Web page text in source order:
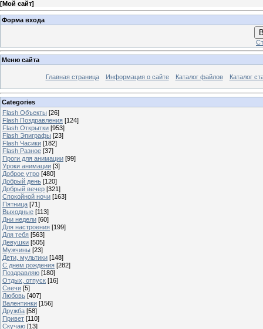
[Мой сайт]
Форма входа
Меню сайта
Главная страница Информация о сайте Каталог файлов Каталог
Categories
Flash Объекты [26]
Flash Поздравления [124]
Flash Открытки [953]
Flash Эпиграфы [23]
Flash Часики [182]
Flash Разное [37]
Проги для анимации [99]
Уроки анимации [3]
Доброе утро [480]
Добрый день [120]
Добрый вечер [321]
Спокойной ночи [163]
Пятница [71]
Выходные [113]
Дни недели [60]
Для настроения [199]
Для тебя [563]
Девушки [505]
Мужчины [23]
Дети, мультики [148]
С днем рождения [282]
Поздравляю [180]
Отдых, отпуск [16]
Свечи [5]
Любовь [407]
Валентинки [156]
Дружба [58]
Привет [110]
Скучаю [13]